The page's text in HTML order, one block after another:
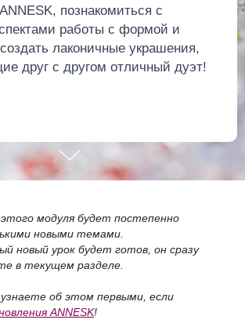
познакомиться с
работы с формой и
лаконичные украшения,
друг с другом отличный дуэт!
этого модуля будет постепенно
новыми темами.
новый урок будет готов, он сразу
в текущем разделе.
об этом первыми, если
ANNESK!